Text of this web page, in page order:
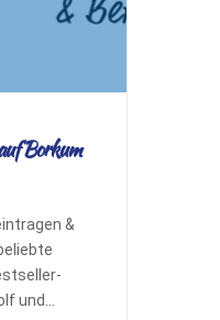
Borkum
&
und